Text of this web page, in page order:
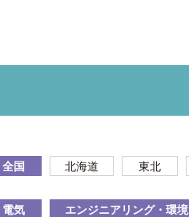
全国 北海道 東北
電気 エンジニアリング・環境